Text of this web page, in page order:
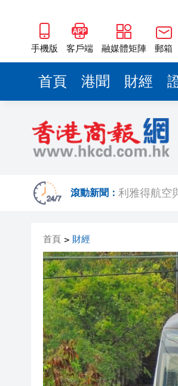
手機版 客戶端 融媒體矩陣 郵箱
首頁 港聞 財經
滾動新聞：
利雅得航空
紫金礦業：
谷歌母公司
香迷糊了!
也門胡塞武
將軍澳反毒
首頁 > 財經